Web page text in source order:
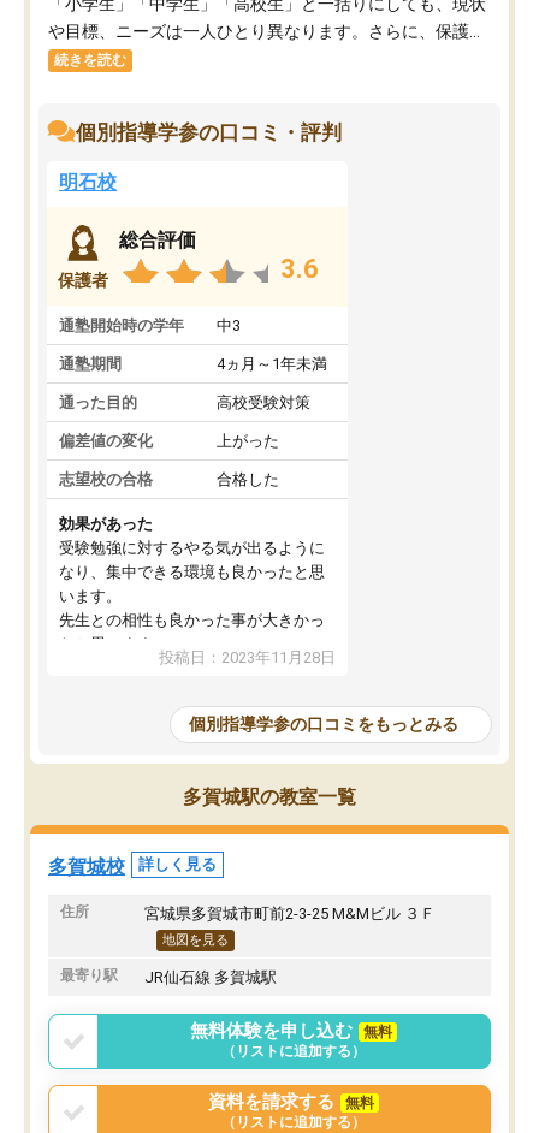
や目標、ニーズは一人ひとり異なります。さらに、保護...
続きを読む
個別指導学参の口コミ・評判
明石校
保護者
総合評価
3.6
通塾開始時の学年 中3
通塾期間 4ヵ月～1年未満
通った目的 高校受験対策
偏差値の変化 上がった
志望校の合格 合格した
効果があった
受験勉強に対するやる気が出るように
なり、集中できる環境も良かったと思
います。
先生との相性も良かった事が大きかっ
たと思います。
投稿日：2023年11月28日
個別指導学参の口コミをもっとみる
多賀城駅の教室一覧
多賀城校 詳しく見る
住所 宮城県多賀城市町前2-3-25 M&Mビル ３Ｆ
地図を見る
最寄り駅 JR仙石線 多賀城駅
無料体験を申し込む
無料
（リストに追加する）
資料を請求する
無料
（リストに追加する）